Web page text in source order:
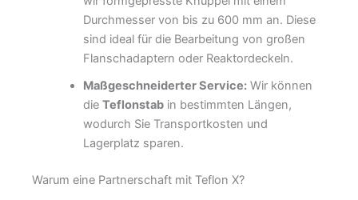
Durchmesser von bis zu 600 mm an. Diese
sind ideal für die Bearbeitung von großen
Flanschadaptern oder Reaktordeckeln.
Maßgeschneiderter Service:Wir können
die Teflonstabin bestimmten Längen,
wodurch Sie Transportkosten und
Lagerplatz sparen.
Warum eine Partnerschaft mit Teflon X?